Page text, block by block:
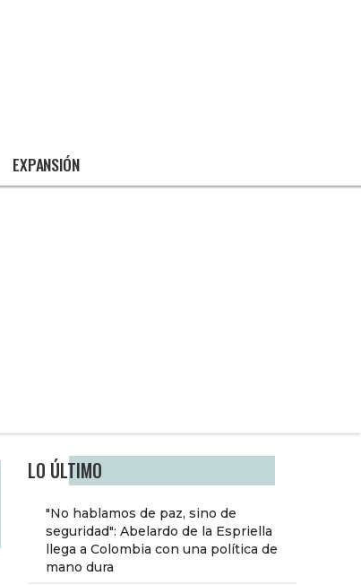
EXPANSIÓN
LO ÚLTIMO
"No hablamos de paz, sino de
seguridad": Abelardo de la Espriella
llega a Colombia con una política de
mano dura